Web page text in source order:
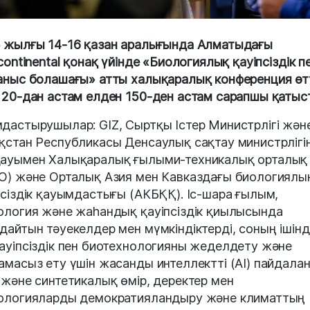
жылғы 14-16 қазан аралығында Алматыдағы
қонақ үйінде «Биологиялық қауіпсіздік
болашағы» атты халықаралық конференция
дан астам елден 150-ден астам сарапшы
GIZ, Сыртқы Істер Министрлігі
Республикасы Денсаулық сақтау
Халықаралық ғылыми-техникалық орталық
және Орталық Азия мен Кавказдағы
қауымдастығы (АКБҚҚ). Іс-шара ғылым,
және жаһандық қауіпсіздік қиылысында
тәуекелдер мен мүмкіндіктерді, соның
пен биотехнологияны жеделдету және
ету үшін жасанды интеллектті (AI)
синтетикалық өмір, деректер мен
демократияландыру және климаттың